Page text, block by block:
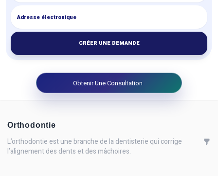
CRÉER UNE DEMANDE
Obtenir Une Consultation
Orthodontie
L’orthodontie est une branche de la dentisterie qui corrige
l’alignement des dents et des mâchoires.